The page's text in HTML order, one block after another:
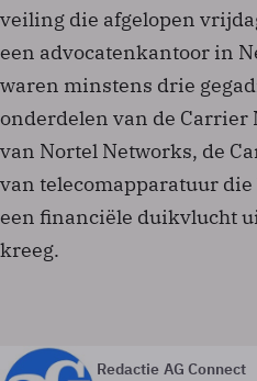
veiling die afgelopen
een advocatenkantoor in
waren minstens drie
onderdelen van de
van Nortel Networks, de
van telecomapparatuur
een financiële duikvlucht
kreeg.
Redactie AG Connect